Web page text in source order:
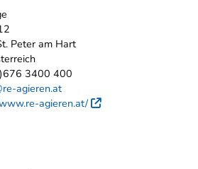
Peter am Hart
3400 400
agieren.at
agieren.at/ Externer Link